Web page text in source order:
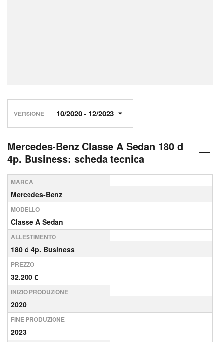
VERSIONE
Mercedes-Benz Classe A Sedan 180 d
4p. Business: scheda tecnica
MARCA
Mercedes-Benz
MODELLO
Classe A Sedan
ALLESTIMENTO
180 d 4p. Business
PREZZO
32.200 €
INIZIO PRODUZIONE
2020
FINE PRODUZIONE
2023